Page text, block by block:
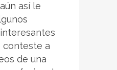
así le
conteste a
de una